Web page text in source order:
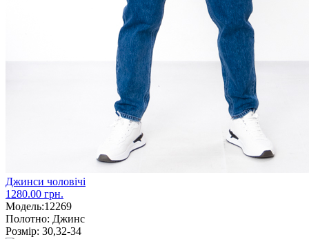
Джинси чоловічі
1280.00 грн.
Модель:12269
Полотно: Джинс
Розмір: 30,32-34